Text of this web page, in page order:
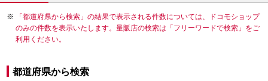
「都道府県から検索」の結果で表示される件数については、ドコモショップ
のみの件数を表示いたします。量販店の検索は「フリーワードで検索」をご
利用ください。
都道府県から検索